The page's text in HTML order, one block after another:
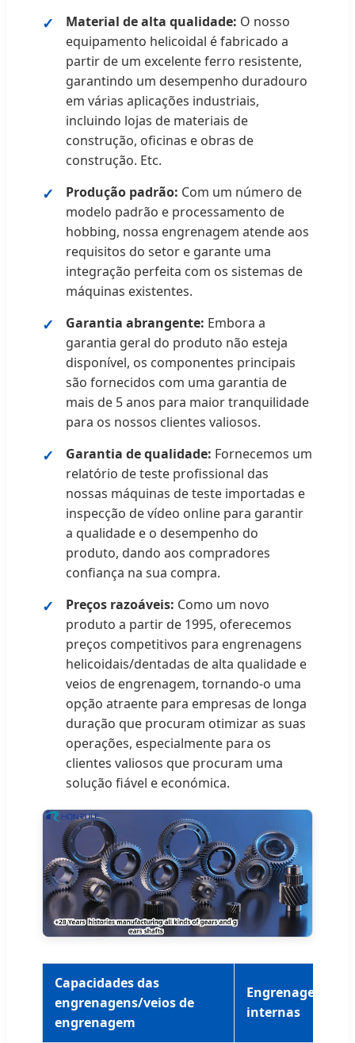
Material de alta qualidade: O nosso
equipamento helicoidal é fabricado a
partir de um excelente ferro resistente,
garantindo um desempenho duradouro
em várias aplicações industriais,
incluindo lojas de materiais de
construção, oficinas e obras de
construção. Etc.
Produção padrão: Com um número de
modelo padrão e processamento de
hobbing, nossa engrenagem atende aos
requisitos do setor e garante uma
integração perfeita com os sistemas de
máquinas existentes.
Garantia abrangente: Embora a
garantia geral do produto não esteja
disponível, os componentes principais
são fornecidos com uma garantia de
mais de 5 anos para maior tranquilidade
para os nossos clientes valiosos.
Garantia de qualidade: Fornecemos um
relatório de teste profissional das
nossas máquinas de teste importadas e
inspecção de vídeo online para garantir
a qualidade e o desempenho do
produto, dando aos compradores
confiança na sua compra.
Preços razoáveis: Como um novo
produto a partir de 1995, oferecemos
preços competitivos para engrenagens
helicoidais/dentadas de alta qualidade e
veios de engrenagem, tornando-o uma
opção atraente para empresas de longa
duração que procuram otimizar as suas
operações, especialmente para os
clientes valiosos que procuram uma
solução fiável e económica.
Capacidades das
engrenagens/veios de
engrenagem
Engrenagens
internas